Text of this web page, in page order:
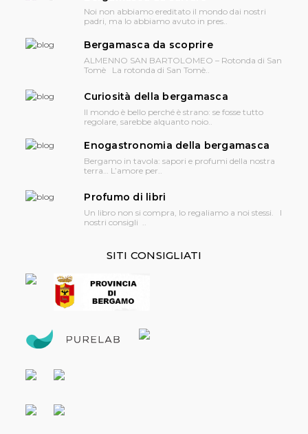
Noi non abbiamo ereditato il mondo dai nostri
padri, ma lo abbiamo avuto in pres..
Bergamasca da scoprire
ALMENNO SAN BARTOLOMEO – Rotonda di San
Tomè La rotonda di San Tomè..
Curiosità della bergamasca
Il mondo è bello perché è strano: se fosse tutto
regolare, sarebbe alquanto noio..
Enogastronomia della bergamasca
Bergamo in tavola: sapori e profumi della nostra
terra… L’amore per..
Profumo di libri
Un libro non si compra, lo regaliamo a noi stessi. I
nostri consigli ..
SITI CONSIGLIATI